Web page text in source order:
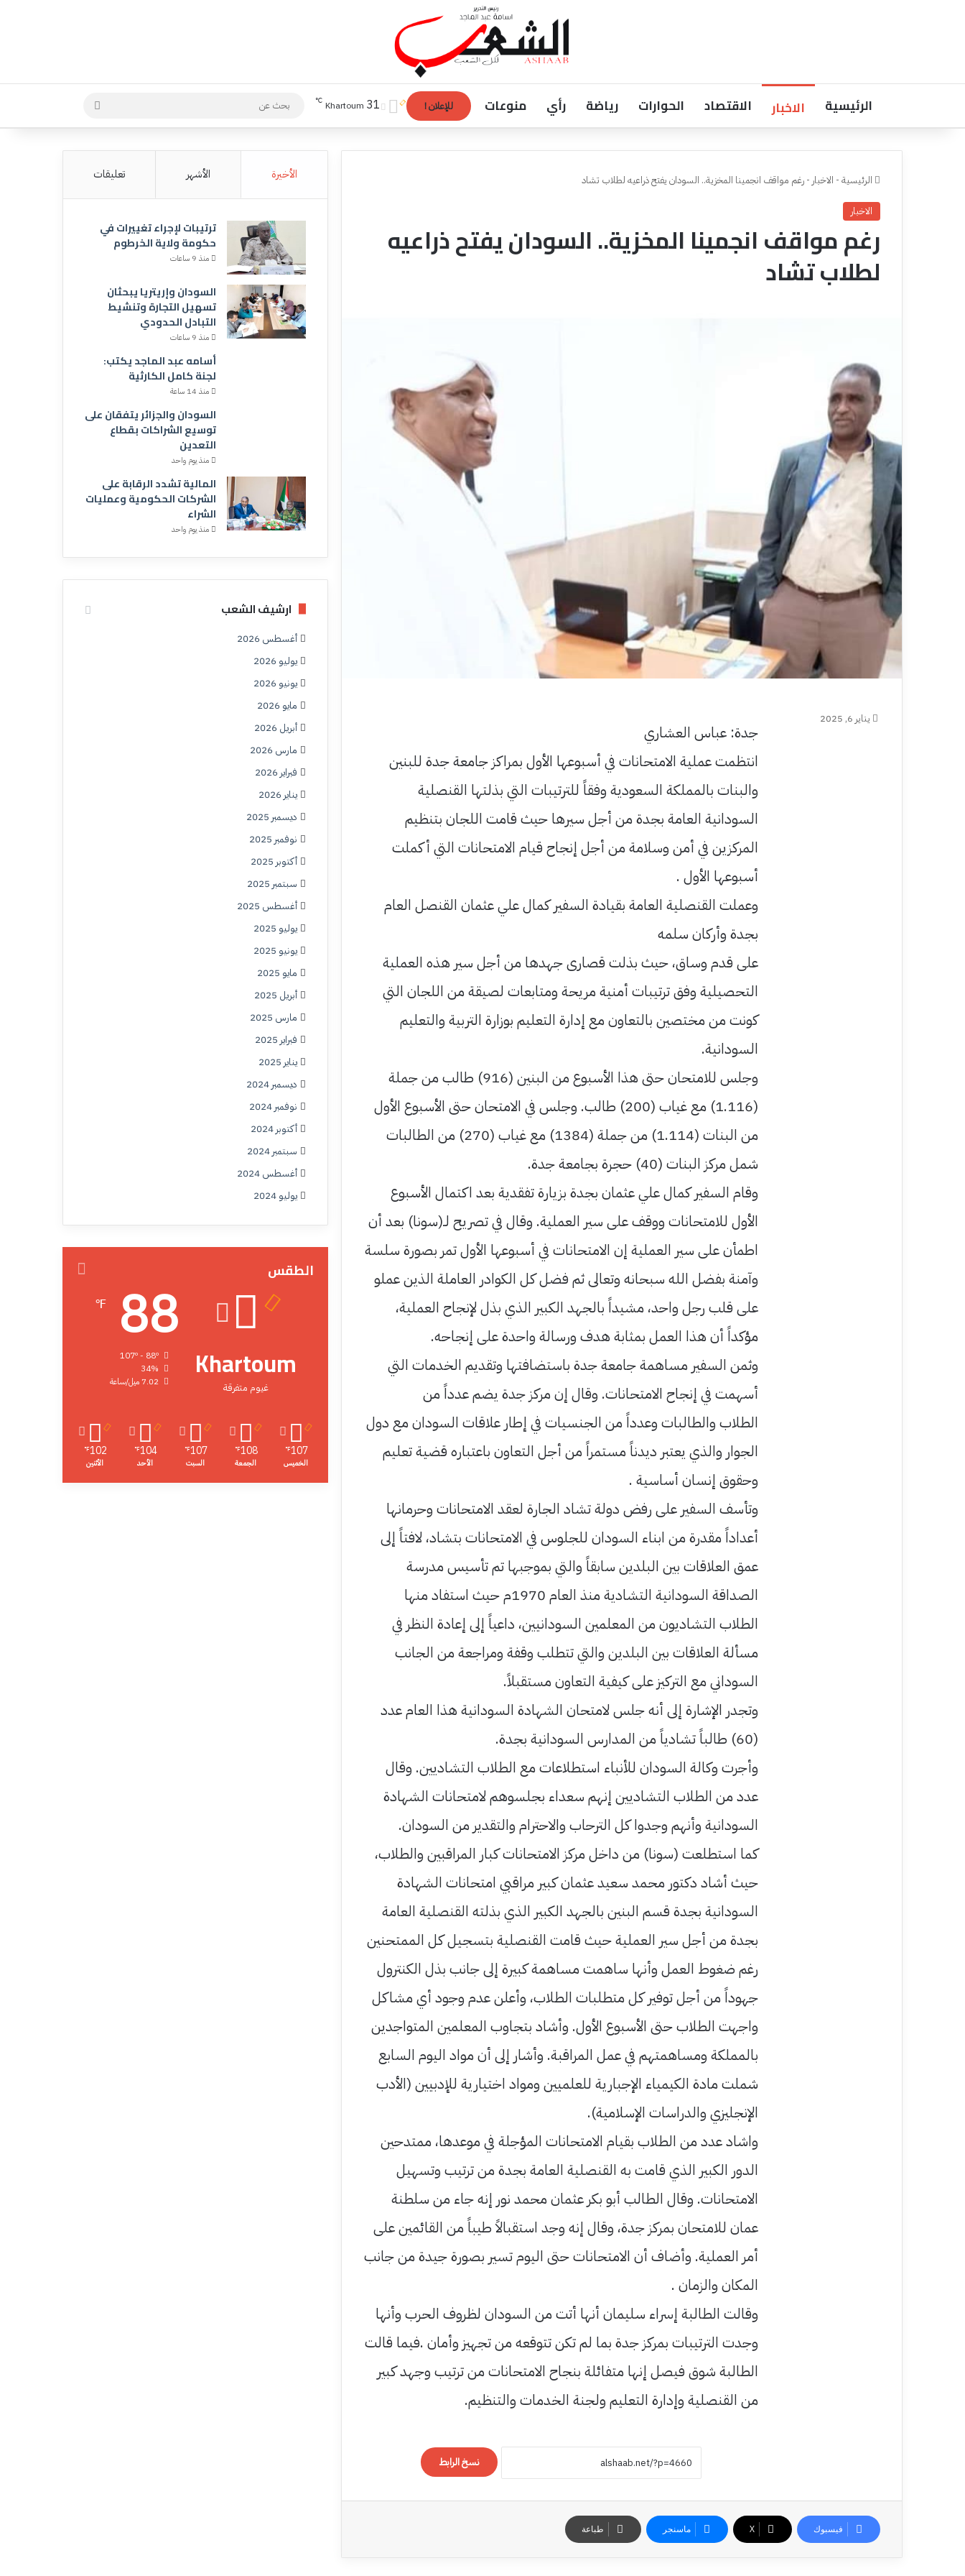
الرئيسية الاخبار الاقتصاد الحوارات رياضة رأي منوعات للإعلان ! Khartoum 31
℃
عن
الرئيسية - الاخبار - رغم مواقف انجمينا المخزية.. السودان يفتح ذراعيه لطلاب تشاد
الاخبار
رغم مواقف انجمينا المخزية.. السودان يفتح ذراعيه
لطلاب تشاد
جدة: عباس العشاري
انتظمت عملية الامتحانات في أسبوعها الأول بمراكز جامعة جدة للبنين
والبنات بالمملكة السعودية وفقاً للترتيبات التي بذلتها القنصلية
السودانية العامة بجدة من أجل سيرها حيث قامت اللجان بتنظيم
المركزين في أمن وسلامة من أجل إنجاح قيام الامتحانات التي أكملت
أسبوعها الأول .
وعملت القنصلية العامة بقيادة السفير كمال علي عثمان القنصل العام
بجدة وأركان سلمه
على قدم وساق، حيث بذلت قصارى جهدها من أجل سير هذه العملية
التحصيلية وفق ترتيبات أمنية مريحة ومتابعات لصيقة من اللجان التي
كونت من مختصين بالتعاون مع إدارة التعليم بوزارة التربية والتعليم
السودانية.
وجلس للامتحان حتى هذا الأسبوع من البنين (916) طالب من جملة
(1.116) مع غياب (200) طالب. وجلس في الامتحان حتى الأسبوع الأول
من البنات (1.114) من جملة (1384) مع غياب (270) من الطالبات
شمل مركز البنات (40) حجرة بجامعة جدة.
وقام السفير كمال علي عثمان بجدة بزيارة تفقدية بعد اكتمال الأسبوع
الأول للامتحانات ووقف على سير العملية. وقال في تصريح لـ(سونا) بعد أن
اطمأن على سير العملية إن الامتحانات في أسبوعها الأول تمر بصورة سلسة
وآمنة بفضل الله سبحانه وتعالى ثم فضل كل الكوادر العاملة الذين عملو
على قلب رجل واحد، مشيداً بالجهد الكبير الذي بذل لإنجاح العملية،
مؤكداً أن هذا العمل بمثابة هدف ورسالة واحدة على إنجاحه.
وثمن السفير مساهمة جامعة جدة باستضافتها وتقديم الخدمات التي
أسهمت في إنجاح الامتحانات. وقال إن مركز جدة يضم عدداً من
الطلاب والطالبات وعدداً من الجنسيات في إطار علاقات السودان مع دول
الجوار والذي يعتبر ديدناً مستمراً من أجل التعاون باعتباره قضية تعليم
وحقوق إنسان أساسية .
وتأسف السفير على رفض دولة تشاد الجارة لعقد الامتحانات وحرمانها
أعداداً مقدرة من ابناء السودان للجلوس في الامتحانات بتشاد، لافتاً إلى
عمق العلاقات بين البلدين سابقاً والتي بموجبها تم تأسيس مدرسة
الصداقة السودانية التشادية منذ العام 1970م حيث استفاد منها
الطلاب التشاديون من المعلمين السودانيين، داعياً إلى إعادة النظر في
مسألة العلاقات بين البلدين والتي تتطلب وقفة ومراجعة من الجانب
السوداني مع التركيز على كيفية التعاون مستقبلاً.
وتجدر الإشارة إلى أنه جلس لامتحان الشهادة السودانية هذا العام عدد
(60) طالباً تشادياً من المدارس السودانية بجدة.
وأجرت وكالة السودان للأنباء استطلاعات مع الطلاب التشاديين. وقال
عدد من الطلاب التشاديين إنهم سعداء بجلسوهم لامتحانات الشهادة
السودانية وأنهم وجدوا كل الترحاب والاحترام والتقدير من السودان.
كما استطلعت (سونا) من داخل مركز الامتحانات كبار المراقبين والطلاب،
حيث أشاد دكتور محمد سعيد عثمان كبير مراقبي امتحانات الشهادة
السودانية بجدة قسم البنين بالجهد الكبير الذي بذلته القنصلية العامة
بجدة من أجل سير العملية حيث قامت القنصلية بتسجيل كل الممتحنين
رغم ضغوط العمل وأنها ساهمت مساهمة كبيرة إلى جانب بذل الكنترول
جهوداً من أجل توفير كل متطلبات الطلاب، وأعلن عدم وجود أي مشاكل
واجهت الطلاب حتى الأسبوع الأول. وأشاد بتجاوب المعلمين المتواجدين
بالمملكة ومساهمتهم في عمل المراقبة. وأشار إلى أن مواد اليوم السابع
شملت مادة الكيمياء الإجبارية للعلميين ومواد اختيارية للإدبيين (الأدب
الإنجليزي والدراسات الإسلامية).
واشاد عدد من الطلاب بقيام الامتحانات المؤجلة في موعدها، ممتدحين
الدور الكبير الذي قامت به القنصلية العامة بجدة من ترتيب وتسهيل
الامتحانات. وقال الطالب أبو بكر عثمان محمد نور إنه جاء من سلطنة
عمان للامتحان بمركز جدة، وقال إنه وجد استقبالاً طيباً من القائمين على
أمر العملية. وأضاف أن الامتحانات حتى اليوم تسير بصورة جيدة من جانب
المكان والزمان .
وقالت الطالبة إسراء سليمان أنها أتت من السودان لظروف الحرب وأنها
وجدت الترتيبات بمركز جدة بما لم تكن تتوقعه من تجهيز وأمان .فيما قالت
الطالبة شوق فيصل إنها متفائلة بنجاح الامتحانات من ترتيب وجهد كبير
من القنصلية وإدارة التعليم ولجنة الخدمات والتنظيم.
نسخ الرابط
يناير 6, 2025
فيسبوك ‫X ماسنجر طباعة
الأخيرة الأشهر تعليقات
ترتيبات لإجراء تغييرات في
حكومة ولاية الخرطوم
منذ 9 ساعات
السودان وإريتريا يبحثان
تسهيل التجارة وتنشيط
التبادل الحدودي
منذ 9 ساعات
أسامه عبد الماجد يكتب:
لجنة كامل الكارثية
منذ 14 ساعة
السودان والجزائر يتفقان على
توسيع الشراكات بقطاع
التعدين
منذ يوم واحد
المالية تشدد الرقابة على
الشركات الحكومية وعمليات
الشراء
منذ يوم واحد
ارشيف الشعب
أغسطس 2026
يوليو 2026
يونيو 2026
مايو 2026
أبريل 2026
مارس 2026
فبراير 2026
يناير 2026
ديسمبر 2025
نوفمبر 2025
أكتوبر 2025
سبتمبر 2025
أغسطس 2025
يوليو 2025
يونيو 2025
مايو 2025
أبريل 2025
مارس 2025
فبراير 2025
يناير 2025
ديسمبر 2024
نوفمبر 2024
أكتوبر 2024
سبتمبر 2024
أغسطس 2024
يوليو 2024
الطقس
Khartoum
غيوم متفرقة
88
℉
107º - 88º
34%
7.02 ميل/ساعة
107
℉
الخميس
108
℉
الجمعة
107
℉
السبت
104
℉
الأحد
102
℉
الأثنين